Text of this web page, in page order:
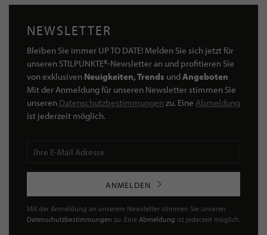
NEWSLETTER
Bleiben Sie immer UP TO DATE! Melden Sie sich jetzt für
unseren STILPUNKTE®-Newsletter an und profitieren Sie
von exklusiven Neuigkeiten, Trends undAngeboten
Mit der Anmeldung für unseren Newsletter stimmen Sie
unseren Datenschutzbestimmungen zu. Eine Abmeldung
ist jederzeit möglich.
ANMELDEN
Mit der Anmeldung an unserem Newsletter stimmen Sie unseren
Datenschutzbestimmungen zu. Eine Abmeldung ist jederzeit möglich.